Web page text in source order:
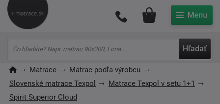
Hľadať
Môj účet
Matrace
Matrac podľa výrobcu
Slovenské matrace Texpol
Matrace Texpol v setu 1+1
Spirit Superior Cloud